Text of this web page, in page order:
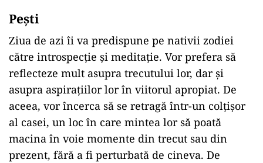
Pești
Ziua de azi îi va predispune pe nativii zodiei
către introspecție și meditație. Vor prefera să
reflecteze mult asupra trecutului lor, dar și
asupra aspirațiilor lor în viitorul apropiat. De
aceea, vor încerca să se retragă într-un colțișor
al casei, un loc în care mintea lor să poată
macina în voie momente din trecut sau din
prezent, fără a fi perturbată de cineva. De